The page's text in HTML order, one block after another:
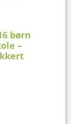
børn
–